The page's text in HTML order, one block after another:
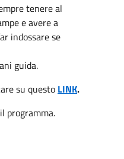
tenere al
e avere a
indossare se
guida.
su questo LINK.
programma.